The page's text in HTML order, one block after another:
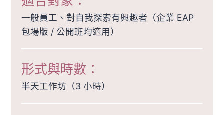
一般員工、對自我探索有興趣者（企業 EAP
包場版 / 公開班均適用）
形式與時數：
半天工作坊（3 小時）